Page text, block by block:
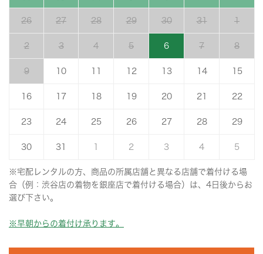
26 27 28 29 30 31 1
2 3 4 5 6 7 8
9 10 12 13 14 15
16 17 18 19 20 21 22
23 24 25 26 27 28 29
30 31 2 3 4 5
※宅配レンタルの方、商品の所属店舗と異なる店舗で着付ける場
合（例：渋谷店の着物を銀座店で着付ける場合）は、4日後からお
選び下さい。
※早朝からの着付け承ります。